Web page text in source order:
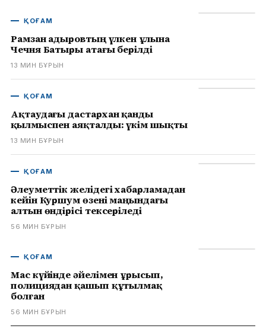
ҚОҒАМ
Рамзан Қадыровтың үлкен ұлына
Чечня Батыры атағы берілді
13 МИН БҰРЫН
ҚОҒАМ
Ақтаудағы дастархан қанды
қылмыспен аяқталды: үкім шықты
13 МИН БҰРЫН
ҚОҒАМ
Әлеуметтік желідегі хабарламадан
кейін Куршум өзені маңындағы
алтын өндірісі тексеріледі
56 МИН БҰРЫН
ҚОҒАМ
Мас күйінде әйелімен ұрысып,
полициядан қашып құтылмақ
болған
56 МИН БҰРЫН